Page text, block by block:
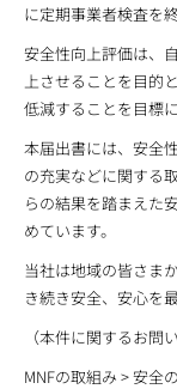
に定期事業者検査を
安全性向上評価は、
上させることを目的
低減することを目標
本届出書には、安全
の充実などに関する
らの結果を踏まえた
めています。
当社は地域の皆さま
き続き安全、安心を
（本件に関するお問
MNFの取組み > 安全